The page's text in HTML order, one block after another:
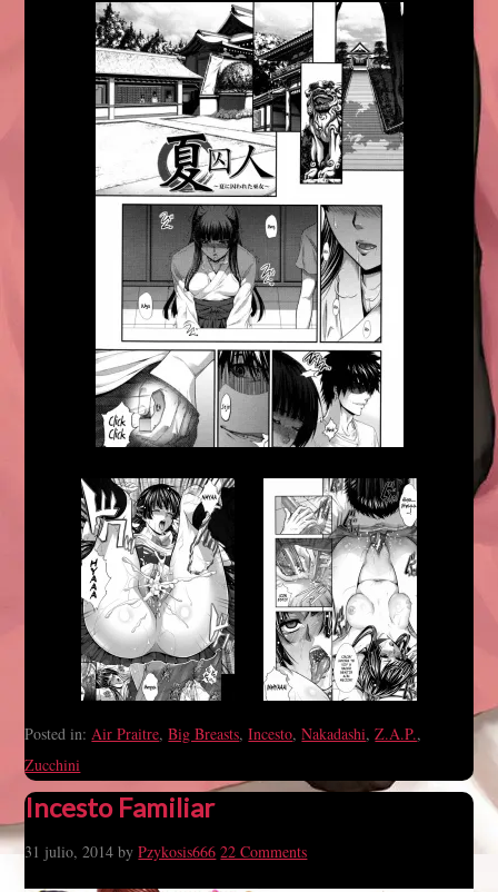
Posted in: Air Praitre,Big Breasts,Incesto,Nakadashi,Z.A.P.,
Zucchini
Incesto Familiar
31 julio, 2014 byPzykosis666 22 Comments